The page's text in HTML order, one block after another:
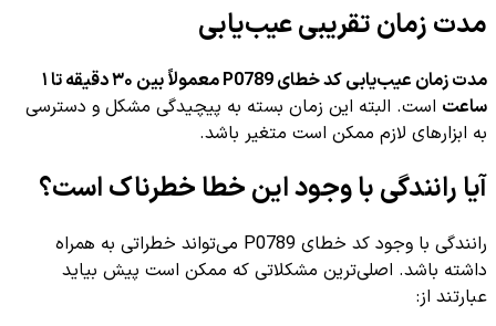
مدت زمان تقریبی عیب‌یابی
مدت زمان عیب‌یابی کد خطای P0789 معمولاً بین ۳۰ دقیقه تا ۱
ساعت است. البته این زمان بسته به پیچیدگی مشکل و دسترسی
به ابزارهای لازم ممکن است متغیر باشد.
آیا رانندگی با وجود این خطا خطرناک است؟
رانندگی با وجود کد خطای P0789 می‌تواند خطراتی به همراه
داشته باشد. اصلی‌ترین مشکلاتی که ممکن است پیش بیاید
عبارتند از: